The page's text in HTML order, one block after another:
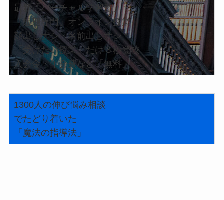
最新「バーチャル学習塾」
「短期専門」オンライン授業
顔出しナシ・名前出しナシ
「受けたい授業」だけ３秒登校
入会金・年会費など「無料」
1300人の伸び悩み相談
でたどり着いた
「魔法の指導法」